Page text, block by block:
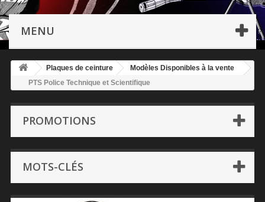
MENU
Plaques de ceinture
Modèles Disponibles à la vente
PTS Police Technique et Scientifique
PROMOTIONS
MOTS-CLÉS